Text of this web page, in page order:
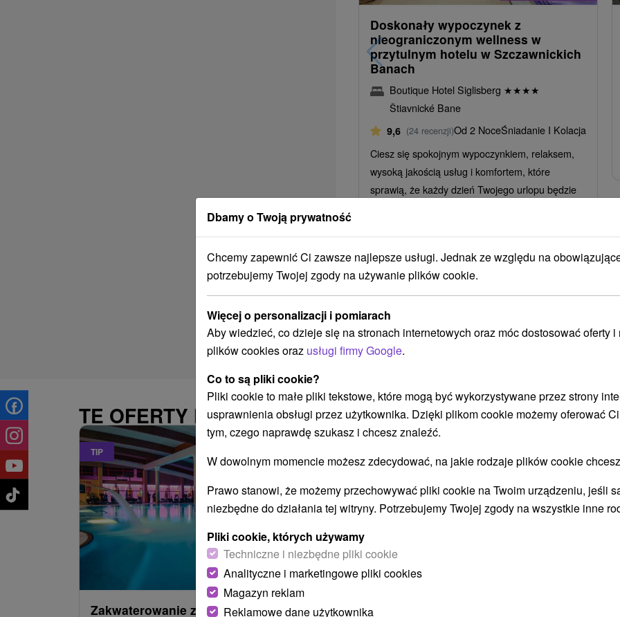
Doskonały wypoczynek z
nieograniczonym wellness w
przytulnym hotelu w Szczawnickich
Banach
Boutique Hotel Siglisberg ★★★★
Štiavnické Bane
9,6 (24 recenzji)Od 2 NoceŚniadanie I Kolacja
Ciesz się spokojnym wypoczynkiem, relaksem,
wysoką jakością usług i komfortem, które
sprawią, że każdy dzień Twojego urlopu będzie
➝ Pokračovať v
TE OFERTY MOGĄ PAŃSTWO BYĆ TAKŻE
TIP
od 486,09 zł
/noc/osoba
Zakwaterowanie z obiadokolacją i
Intensywny pobyt MINI RELAX:
Dbamy o Twoją prywatność
Chcemy zapewnić Ci zawsze najlepsze usługi. Jednak ze względu na
potrzebujemy Twojej zgody na używanie plików cookie.
Więcej o personalizacji i pomiarach
Aby wiedzieć, co dzieje się na stronach internetowych oraz móc dostosować oferty i
plików cookies oraz usługi firmy Google.
Co to są pliki cookie?
Pliki cookie to małe pliki tekstowe, które mogą być wykorzystywane przez strony
usprawnienia obsługi przez użytkownika. Dzięki plikom cookie możemy oferować
tym, czego naprawdę szukasz i chcesz znaleźć.
W dowolnym momencie możesz zdecydować, na jakie rodzaje plików cookie
Prawo stanowi, że możemy przechowywać pliki cookie na Twoim urządzeniu, jeśli
niezbędne do działania tej witryny. Potrzebujemy Twojej zgody na wszystkie inne
Pliki cookie, których używamy
Techniczne i niezbędne pliki cookie
Analityczne i marketingowe pliki cookies
Magazyn reklam
Reklamowe dane użytkownika